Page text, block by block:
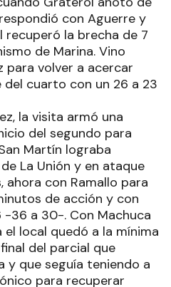
con Aguerre y
recuperó la brecha de 7
de Marina. Vino
para volver a acercar
cuarto con un 26 a 23
la visita armó una
del segundo para
Martín lograba
La Unión y en ataque
ahora con Ramallo para
de acción y con
-36 a 30-. Con Machuca
local quedó a la mínima
del parcial que
y que seguía teniendo a
para recuperar